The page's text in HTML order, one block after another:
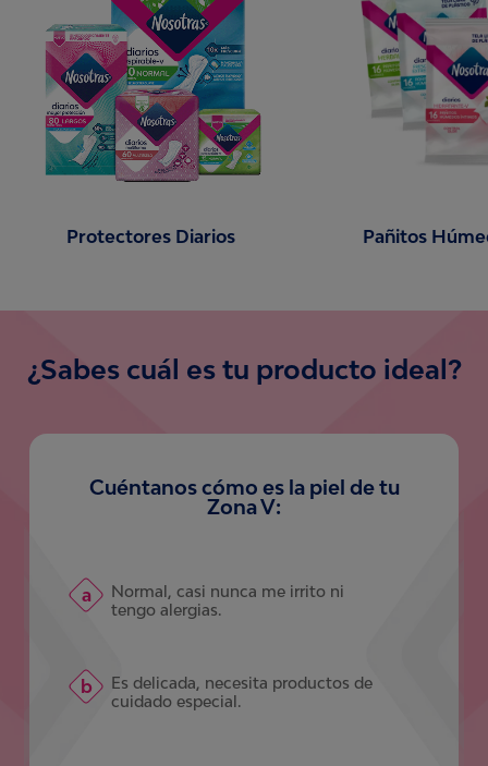
Protectores Diarios Pañitos
¿Sabes cuál es tu producto ideal?
Cuéntanos cómo es la piel de tu
Zona V:
Normal, casi nunca me irrito ni
tengo alergias.
Es delicada, necesita productos de
cuidado especial.